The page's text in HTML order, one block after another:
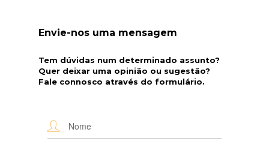
Envie-nos uma mensagem
Tem dúvidas num determinado assunto?
Quer deixar uma opinião ou sugestão?
Fale connosco através do formulário.